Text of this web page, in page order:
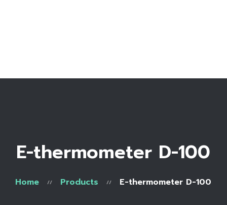
E-thermometer D-100
Home Products E-thermometer D-100